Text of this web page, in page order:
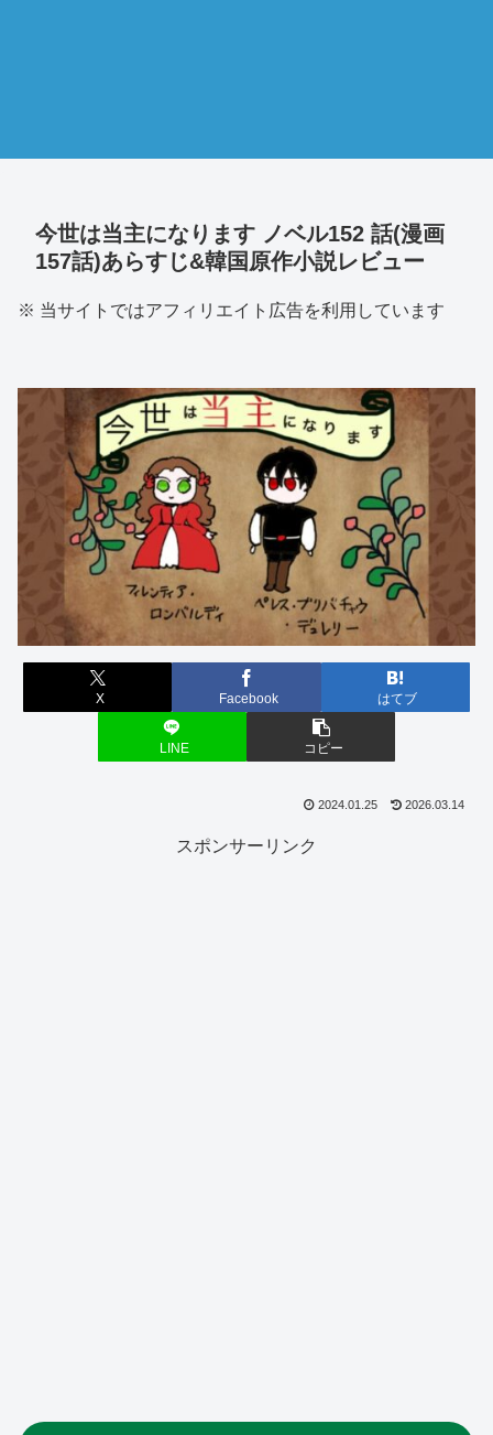
今世は当主になります ノベル152 話(漫画
157話)あらすじ&韓国原作小説レビュー
※ 当サイトではアフィリエイト広告を利用しています
X Facebook はてブ
LINE コピー
2024.01.25 2026.03.14
スポンサーリンク